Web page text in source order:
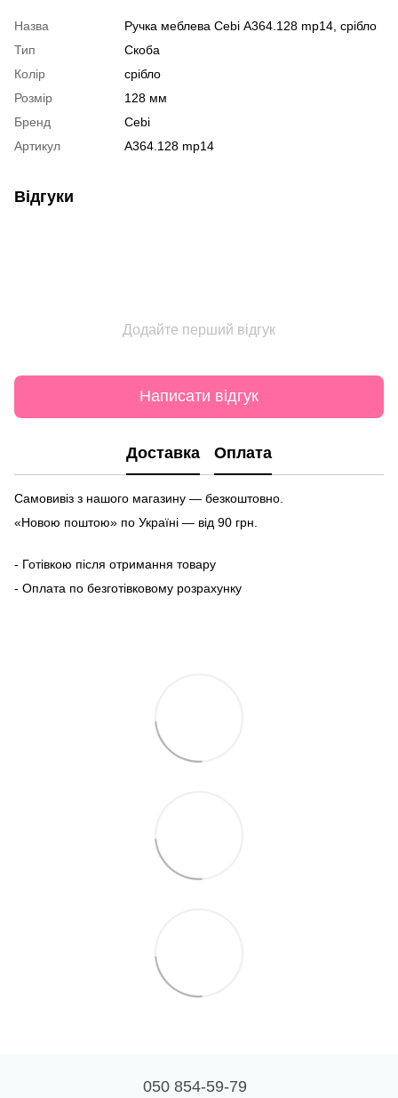
Назва
Ручка меблева Cebi А364.128 mp14, срібло
Тип
Скоба
Колір
срібло
Розмір
128 мм
Бренд
Cebi
Артикул
А364.128 mp14
Відгуки
Додайте перший відгук
Написати відгук
Доставка Оплата
Самовивіз з нашого магазину — безкоштовно.
«Новою поштою» по Україні — від 90 грн.
- Готівкою після отримання товару
- Оплата по безготівковому розрахунку
050 854-59-79